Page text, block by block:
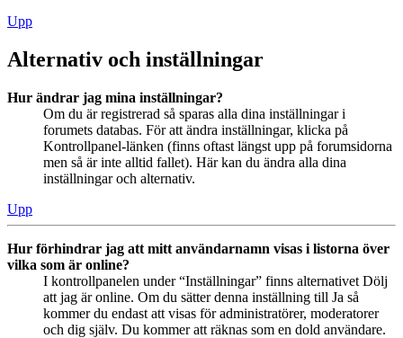
Upp
Alternativ och inställningar
Hur ändrar jag mina inställningar?
Om du är registrerad så sparas alla dina inställningar i
forumets databas. För att ändra inställningar, klicka på
Kontrollpanel-länken (finns oftast längst upp på forumsidorna
men så är inte alltid fallet). Här kan du ändra alla dina
inställningar och alternativ.
Upp
Hur förhindrar jag att mitt användarnamn visas i listorna över
vilka som är online?
I kontrollpanelen under “Inställningar” finns alternativet Dölj
att jag är online. Om du sätter denna inställning till Ja så
kommer du endast att visas för administratörer, moderatorer
och dig själv. Du kommer att räknas som en dold användare.